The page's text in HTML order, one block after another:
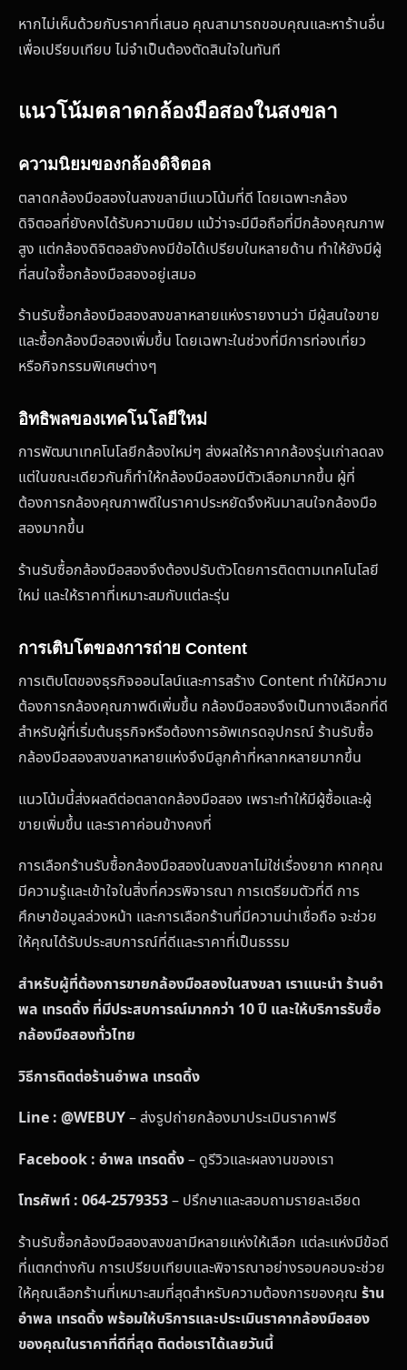
หากไม่เห็นด้วยกับราคาที่เสนอ คุณสามารถขอบคุณและหาร้านอื่น
เพื่อเปรียบเทียบ ไม่จำเป็นต้องตัดสินใจในทันที
แนวโน้มตลาดกล้องมือสองในสงขลา
ความนิยมของกล้องดิจิตอล
ตลาดกล้องมือสองในสงขลามีแนวโน้มที่ดี โดยเฉพาะกล้อง
ดิจิตอลที่ยังคงได้รับความนิยม แม้ว่าจะมีมือถือที่มีกล้องคุณภาพ
สูง แต่กล้องดิจิตอลยังคงมีข้อได้เปรียบในหลายด้าน ทำให้ยังมีผู้
ที่สนใจซื้อกล้องมือสองอยู่เสมอ
ร้านรับซื้อกล้องมือสองสงขลาหลายแห่งรายงานว่า มีผู้สนใจขาย
และซื้อกล้องมือสองเพิ่มขึ้น โดยเฉพาะในช่วงที่มีการท่องเที่ยว
หรือกิจกรรมพิเศษต่างๆ
อิทธิพลของเทคโนโลยีใหม่
การพัฒนาเทคโนโลยีกล้องใหม่ๆ ส่งผลให้ราคากล้องรุ่นเก่าลดลง
แต่ในขณะเดียวกันก็ทำให้กล้องมือสองมีตัวเลือกมากขึ้น ผู้ที่
ต้องการกล้องคุณภาพดีในราคาประหยัดจึงหันมาสนใจกล้องมือ
สองมากขึ้น
ร้านรับซื้อกล้องมือสองจึงต้องปรับตัวโดยการติดตามเทคโนโลยี
ใหม่ และให้ราคาที่เหมาะสมกับแต่ละรุ่น
การเติบโตของการถ่าย Content
การเติบโตของธุรกิจออนไลน์และการสร้าง Content ทำให้มีความ
ต้องการกล้องคุณภาพดีเพิ่มขึ้น กล้องมือสองจึงเป็นทางเลือกที่ดี
สำหรับผู้ที่เริ่มต้นธุรกิจหรือต้องการอัพเกรดอุปกรณ์ ร้านรับซื้อ
กล้องมือสองสงขลาหลายแห่งจึงมีลูกค้าที่หลากหลายมากขึ้น
แนวโน้มนี้ส่งผลดีต่อตลาดกล้องมือสอง เพราะทำให้มีผู้ซื้อและผู้
ขายเพิ่มขึ้น และราคาค่อนข้างคงที่
การเลือกร้านรับซื้อกล้องมือสองในสงขลาไม่ใช่เรื่องยาก หากคุณ
มีความรู้และเข้าใจในสิ่งที่ควรพิจารณา การเตรียมตัวที่ดี การ
ศึกษาข้อมูลล่วงหน้า และการเลือกร้านที่มีความน่าเชื่อถือ จะช่วย
ให้คุณได้รับประสบการณ์ที่ดีและราคาที่เป็นธรรม
สำหรับผู้ที่ต้องการขายกล้องมือสองในสงขลา เราแนะนำ ร้านอำ
พล เทรดดิ้ง ที่มีประสบการณ์มากกว่า 10 ปี และให้บริการรับซื้อ
กล้องมือสองทั่วไทย
วิธีการติดต่อร้านอำพล เทรดดิ้ง
Line : @WEBUY– ส่งรูปถ่ายกล้องมาประเมินราคาฟรี
Facebook : อำพล เทรดดิ้ง– ดูรีวิวและผลงานของเรา
โทรศัพท์ : 064-2579353– ปรึกษาและสอบถามรายละเอียด
ร้านรับซื้อกล้องมือสองสงขลามีหลายแห่งให้เลือก แต่ละแห่งมีข้อดี
ที่แตกต่างกัน การเปรียบเทียบและพิจารณาอย่างรอบคอบจะช่วย
ให้คุณเลือกร้านที่เหมาะสมที่สุดสำหรับความต้องการของคุณ ร้าน
อำพล เทรดดิ้ง พร้อมให้บริการและประเมินราคากล้องมือสอง
ของคุณในราคาที่ดีที่สุด ติดต่อเราได้เลยวันนี้